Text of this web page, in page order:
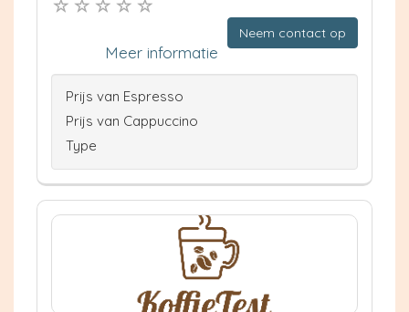
Neem contact op
Meer informatie
Prijs van Espresso
Prijs van Cappuccino
Type